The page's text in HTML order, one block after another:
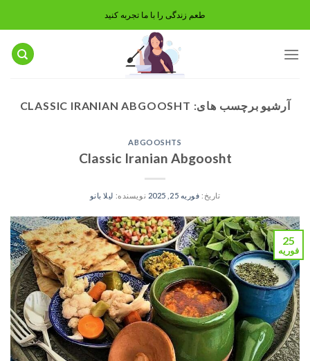
طعم زندگی را با ما تجربه کنید
آرشیو برچسب های: CLASSIC IRANIAN ABGOOSHT
ABGOOSHTS
Classic Iranian Abgoosht
تاریخ: فوریه 25, 2025 نویسنده: لیلا بانو
25
فوریه